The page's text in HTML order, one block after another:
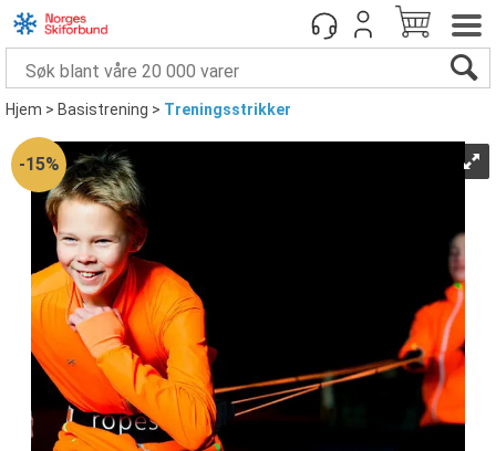
Hjem>Basistrening>Treningsstrikker
15%